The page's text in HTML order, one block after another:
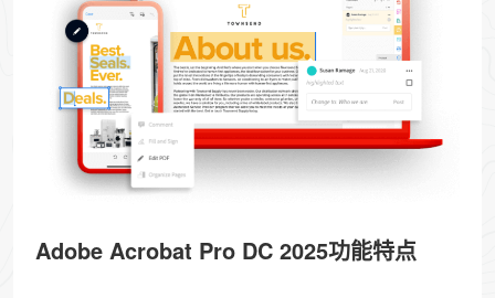
Adobe Acrobat Pro DC 2025功能特点